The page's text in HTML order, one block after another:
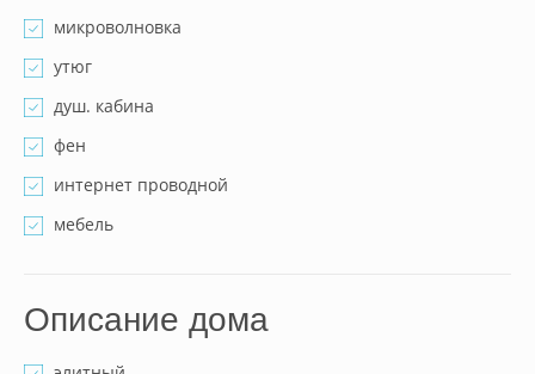
микроволновка
утюг
душ. кабина
фен
интернет проводной
мебель
Описание дома